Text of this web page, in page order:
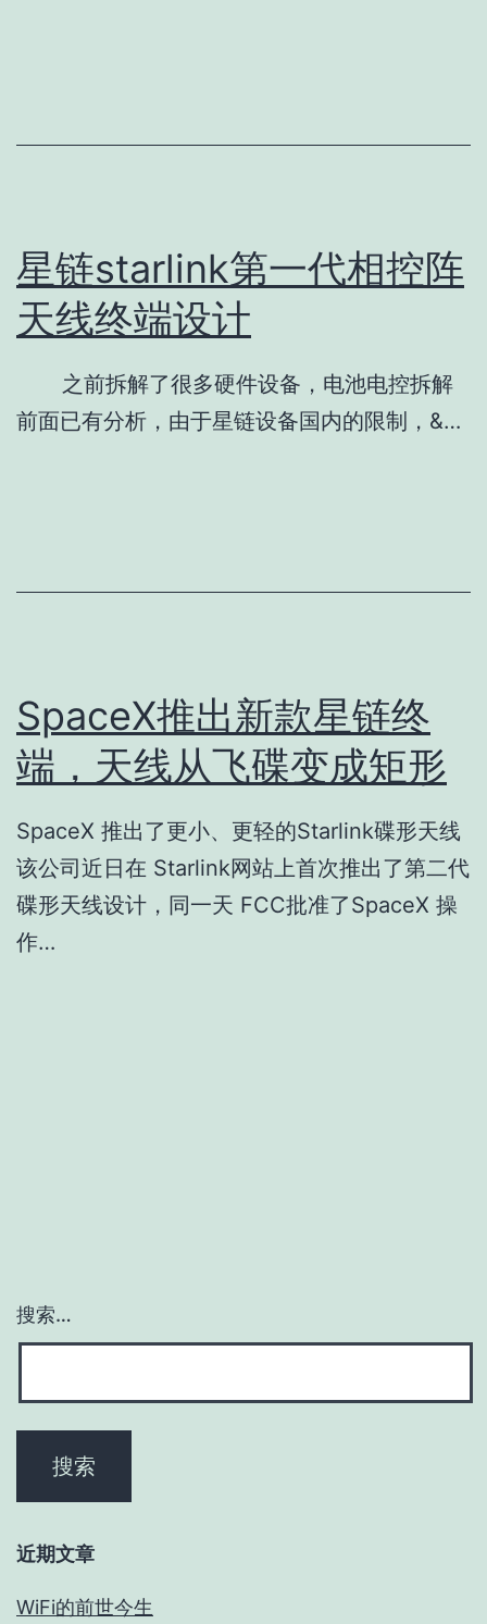
星链starlink第一代相控阵
天线终端设计
之前拆解了很多硬件设备，电池电控拆解
前面已有分析，由于星链设备国内的限制，&…
SpaceX推出新款星链终
端，天线从飞碟变成矩形
SpaceX 推出了更小、更轻的Starlink碟形天线
该公司近日在 Starlink网站上首次推出了第二代
碟形天线设计，同一天 FCC批准了SpaceX 操
作…
搜索…
近期文章
WiFi的前世今生